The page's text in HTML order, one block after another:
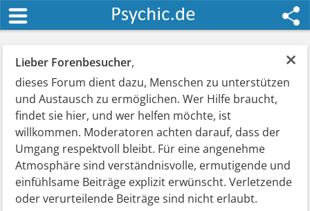
×
Lieber Forenbesucher,
dieses Forum dient dazu, Menschen zu unterstützen
und Austausch zu ermöglichen. Wer Hilfe braucht,
findet sie hier, und wer helfen möchte, ist
willkommen. Moderatoren achten darauf, dass der
Umgang respektvoll bleibt. Für eine angenehme
Atmosphäre sind verständnisvolle, ermutigende und
einfühlsame Beiträge explizit erwünscht. Verletzende
oder verurteilende Beiträge sind nicht erlaubt.